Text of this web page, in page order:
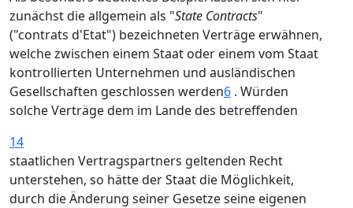
zunächst die allgemein als "State Contracts"
("contrats d'Etat") bezeichneten Verträge erwähnen,
welche zwischen einem Staat oder einem vom Staat
kontrollierten Unternehmen und ausländischen
Gesellschaften geschlossen werden6 . Würden
solche Verträge dem im Lande des betreffenden
14
staatlichen Vertragspartners geltenden Recht
unterstehen, so hätte der Staat die Möglichkeit,
durch die Änderung seiner Gesetze seine eigenen